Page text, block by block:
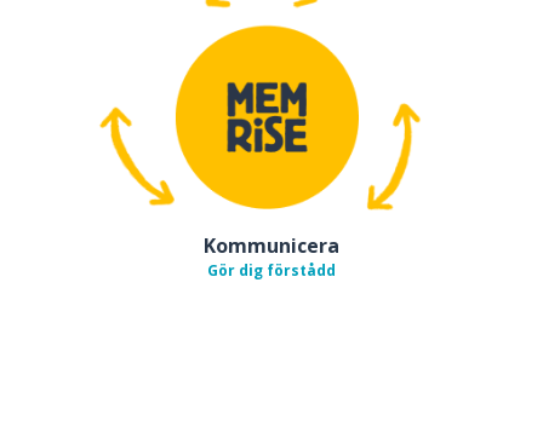
Kommunicera
Gör dig förstådd